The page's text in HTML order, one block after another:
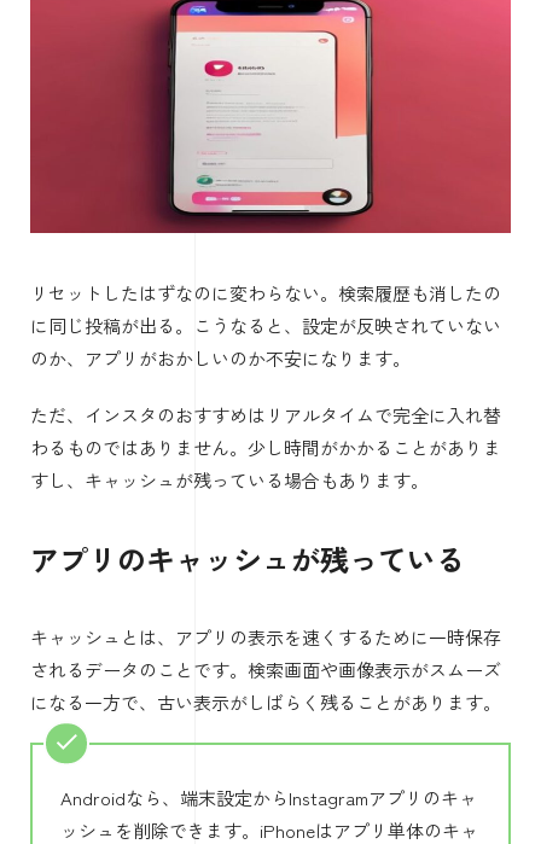
リセットしたはずなのに変わらない。検索履歴も消したの
に同じ投稿が出る。こうなると、設定が反映されていない
のか、アプリがおかしいのか不安になります。
ただ、インスタのおすすめはリアルタイムで完全に入れ替
わるものではありません。少し時間がかかることがありま
すし、キャッシュが残っている場合もあります。
アプリのキャッシュが残っている
キャッシュとは、アプリの表示を速くするために一時保存
されるデータのことです。検索画面や画像表示がスムーズ
になる一方で、古い表示がしばらく残ることがあります。
Androidなら、端末設定からInstagramアプリのキャ
ッシュを削除できます。iPhoneはアプリ単体のキャ